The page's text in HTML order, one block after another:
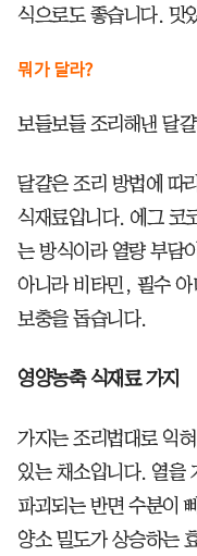
식으로도 좋습니다. 맛
뭐가 달라?
보들보들 조리해낸 달걀
달걀은 조리 방법에 따
식재료입니다. 에그 코
는 방식이라 열량 부담
아니라 비타민, 필수
보충을 돕습니다.
영양농축 식재료 가지
가지는 조리법대로 익
있는 채소입니다. 열을
파괴되는 반면 수분이
양소 밀도가 상승하는